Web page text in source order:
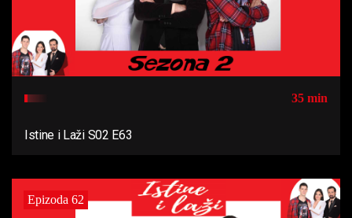
35 min
Istine i Laži S02 E63
Epizoda 62